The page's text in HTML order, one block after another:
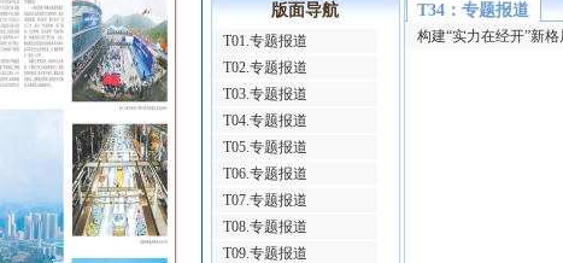
版面导航
T01.专题报道
T02.专题报道
T03.专题报道
T04.专题报道
T05.专题报道
T06.专题报道
T07.专题报道
T08.专题报道
T09.专题报道
T34：专题报道